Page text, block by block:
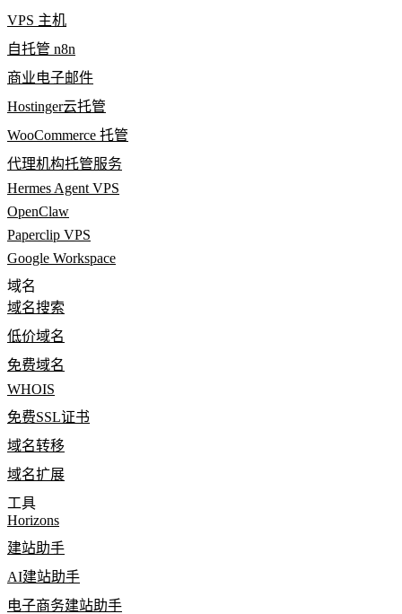
VPS 主机
自托管 n8n
商业电子邮件
Hostinger云托管
WooCommerce 托管
代理机构托管服务
Hermes Agent VPS
OpenClaw
Paperclip VPS
Google Workspace
域名
域名搜索
低价域名
免费域名
WHOIS
免费SSL证书
域名转移
域名扩展
工具
Horizons
建站助手
AI建站助手
电子商务建站助手